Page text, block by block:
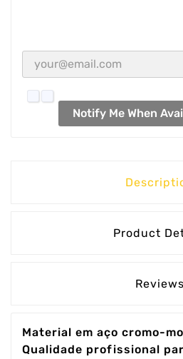
Notify Me When
Product
Reviews
Material em aço cromo-
Qualidade profissional